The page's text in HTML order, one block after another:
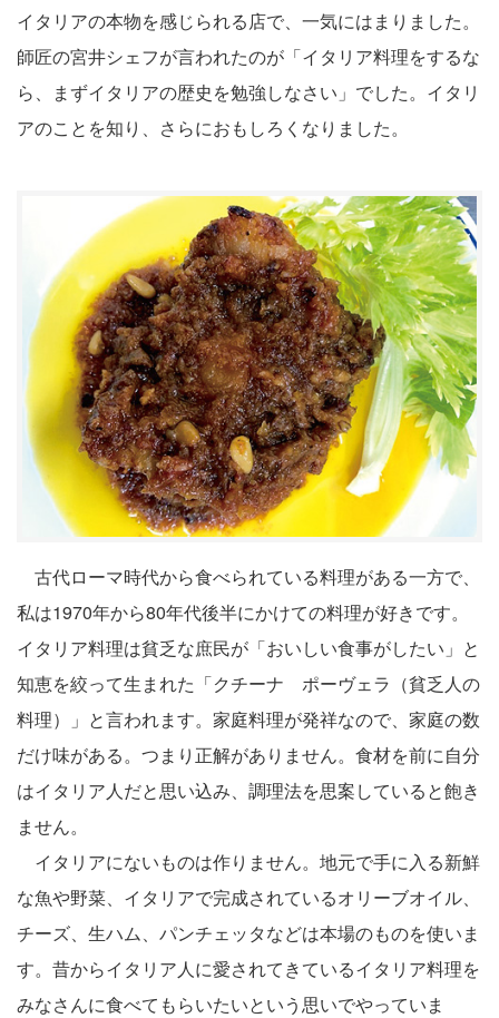
イタリアの本物を感じられる店で、一気にはまりました。
師匠の宮井シェフが言われたのが「イタリア料理をするな
ら、まずイタリアの歴史を勉強しなさい」でした。イタリ
アのことを知り、さらにおもしろくなりました。
古代ローマ時代から食べられている料理がある一方で、
私は1970年から80年代後半にかけての料理が好きです。
イタリア料理は貧乏な庶民が「おいしい食事がしたい」と
知恵を絞って生まれた「クチーナ ポーヴェラ（貧乏人の
料理）」と言われます。家庭料理が発祥なので、家庭の数
だけ味がある。つまり正解がありません。食材を前に自分
はイタリア人だと思い込み、調理法を思案していると飽き
ません。
イタリアにないものは作りません。地元で手に入る新鮮
な魚や野菜、イタリアで完成されているオリーブオイル、
チーズ、生ハム、パンチェッタなどは本場のものを使いま
す。昔からイタリア人に愛されてきているイタリア料理を
みなさんに食べてもらいたいという思いでやっていま